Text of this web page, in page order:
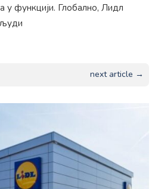
у функцији. Глобално, Лидл
next article →